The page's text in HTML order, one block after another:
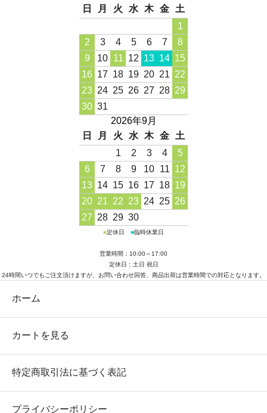
日
月 火 水 木 金
土
1
2
3 4 5 6 7
8
9
10 11 12 13 14 15
16 17 18 19 20 21 22
23 24 25 26 27 28 29
30 31
2026年9月
日
月 火 水 木 金
土
1
2 3 4
5
6
7 8 9 10 11 12
13 14 15 16 17 18 19
20 21 22 23 24 25 26
27 28 29 30
■定休日 ■臨時休業日
営業時間：10:00～17:00
定休日：土日 祝日
24時間いつでもご注文頂けますが、お問い合わせ回答、商品出荷は営業時間での対応となります。
ホーム
カートを見る
特定商取引法に基づく表記
プライバシーポリシー